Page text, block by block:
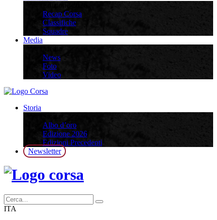
Recap Corsa
Classifiche
Squadre
Media
News
Foto
Video
Storia
Albo d’oro
Edizione 2026
Edizioni Precedenti
Newsletter
ITA